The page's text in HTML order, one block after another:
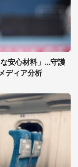
安心材料」...守護
ディア分析